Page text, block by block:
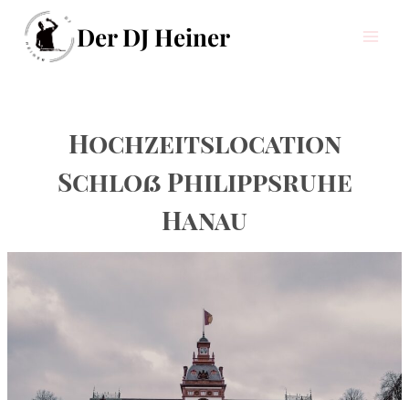
Inhalt
springen
Der DJ Heiner
Hochzeitslocation
Schloß Philippsruhe
Hanau